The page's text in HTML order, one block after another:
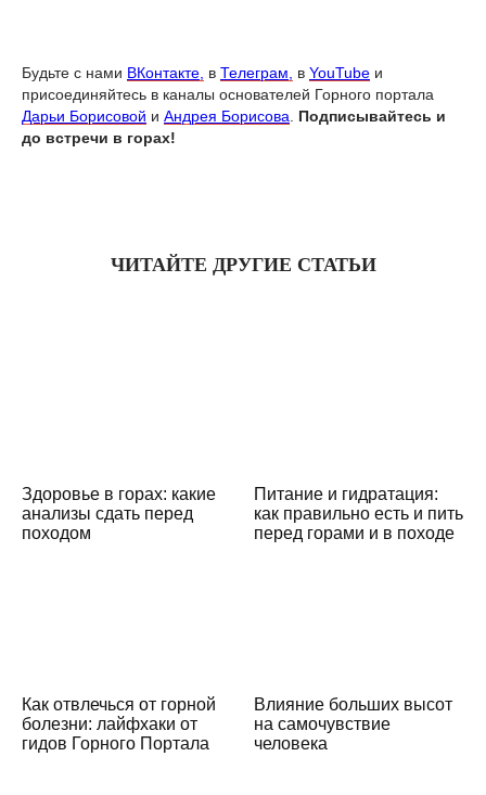
Будьте с нами ВКонтакте, в Телеграм, в YouTube и
присоединяйтесь в каналы основателей Горного портала
Дарьи Борисовой и Андрея Борисова
Подписывайтесь и
до встречи в горах!
ЧИТАЙТЕ ДРУГИЕ СТАТЬИ
Здоровье в горах: какие
анализы сдать перед
походом
Питание и гидратация:
как правильно есть и пить
перед горами и в походе
Как отвлечься от горной
болезни: лайфхаки от
гидов Горного Портала
Влияние больших высот
на самочувствие
человека